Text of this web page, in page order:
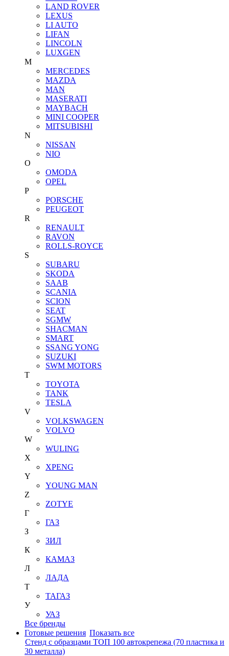
LAND ROVER
LEXUS
LI AUTO
LIFAN
LINCOLN
LUXGEN
M
MERCEDES
MAZDA
MAN
MASERATI
MAYBACH
MINI COOPER
MITSUBISHI
N
NISSAN
NIO
O
OMODA
OPEL
P
PORSCHE
PEUGEOT
R
RENAULT
RAVON
ROLLS-ROYCE
S
SUBARU
SKODA
SAAB
SCANIA
SCION
SEAT
SGMW
SHACMAN
SMART
SSANG YONG
SUZUKI
SWM MOTORS
T
TOYOTA
TANK
TESLA
V
VOLKSWAGEN
VOLVO
W
WULING
X
XPENG
Y
YOUNG MAN
Z
ZOTYE
Г
ГАЗ
З
ЗИЛ
К
КАМАЗ
Л
ЛАДА
Т
ТАГАЗ
У
УАЗ
Все бренды
Готовые решения Показать все
Стенд с образцами ТОП 100 автокрепежа (70 пластика и
30 металла)